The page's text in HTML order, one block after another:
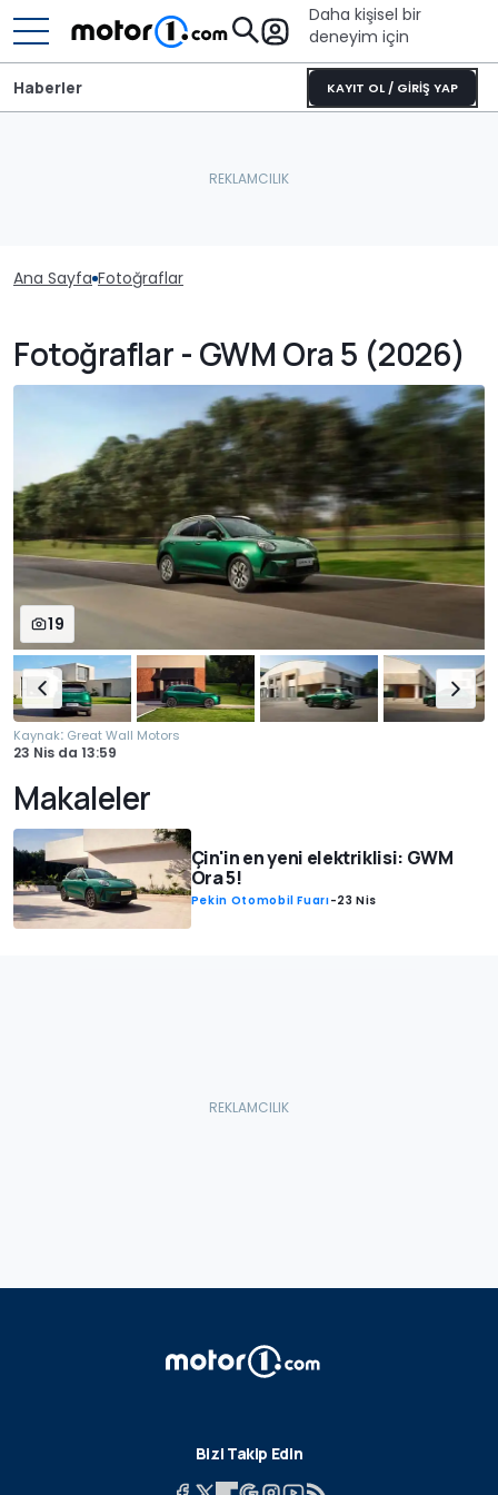
Daha kişisel bir
deneyim için
KAYIT OL / GİRİŞ YAP
Haberler
Ana Sayfa Fotoğraflar
Fotoğraflar - GWM Ora 5 (2026)
19
Kaynak: Great Wall Motors
23 Nis da 13:59
Makaleler
Çin'in en yeni elektriklisi: GWM
Ora 5!
Pekin Otomobil Fuarı-23 Nis
Bizi Takip Edin